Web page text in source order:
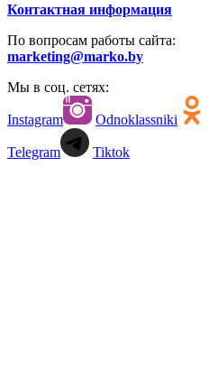
Контактная информация
По вопросам работы сайта:
marketing@marko.by
Мы в соц. сетях:
Instagram Odnoklassniki
Telegram Tiktok